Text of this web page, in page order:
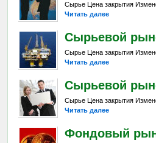
Сырье Цена закрытия
Читать далее
Сырьевой
Сырье Цена закрытия
Читать далее
Сырьевой
Сырье Цена закрытия
Читать далее
Фондовый